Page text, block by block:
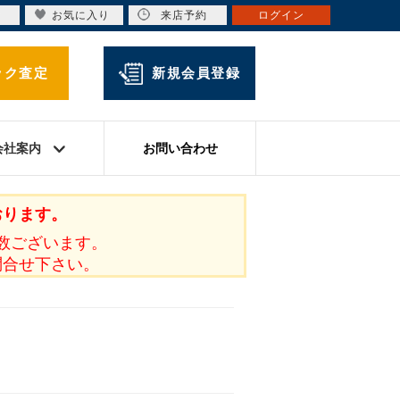
査定 新規会員登録
社案内 お問い合わせ
ます。
ざいます。
せ下さい。
お気に入り 来店予約 ログイン